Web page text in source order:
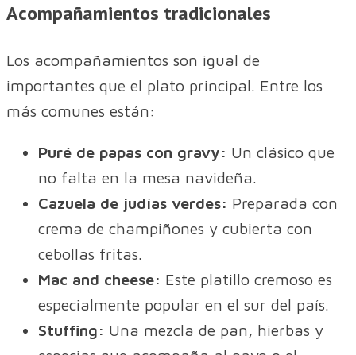
Acompañamientos tradicionales
Los acompañamientos son igual de
importantes que el plato principal. Entre los
más comunes están:
Puré de papas con gravy: Un clásico que
no falta en la mesa navideña.
Cazuela de judías verdes: Preparada con
crema de champiñones y cubierta con
cebollas fritas.
Mac and cheese: Este platillo cremoso es
especialmente popular en el sur del país.
Stuffing: Una mezcla de pan, hierbas y